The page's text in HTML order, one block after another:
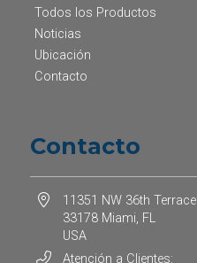
Todos los Productos
Noticias
Ubicación
Contacto
Contacto
11351 NW 36th Terrace
33178 Miami, FL
USA
Atención a Clientes: